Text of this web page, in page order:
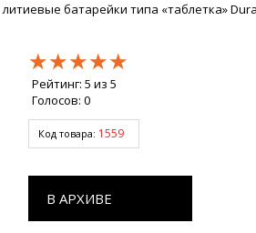
батарейки типа «таблетка»
★★★★★
★★★★★
★★★★★
Рейтинг: 5 из 5
Голосов: 0
Код товара: 1559
В АРХИВЕ